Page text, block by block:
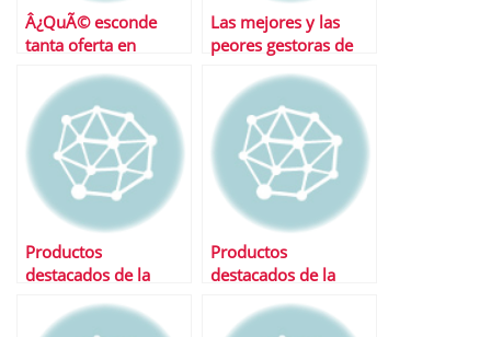
Â¿QuÃ© esconde
tanta oferta en
Las mejores y las
peores gestoras de
Productos
destacados de la
Productos
destacados de la